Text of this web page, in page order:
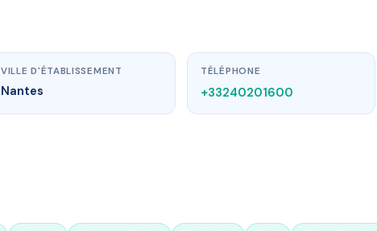
VILLE D'ÉTABLISSEMENT
Nantes
TÉLÉPHONE
+33240201600